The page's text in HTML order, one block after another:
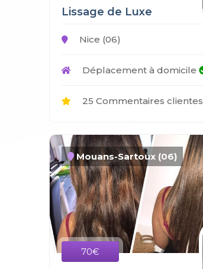
Lissage de Luxe
Nice (06)
Déplacement à domicile
25 Commentaires clientes
Mouans-Sartoux (06)
70€